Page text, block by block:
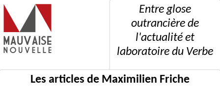
Entre glose
outrancière de
l'actualité et
laboratoire du Verbe
Les articles de Maximilien Friche